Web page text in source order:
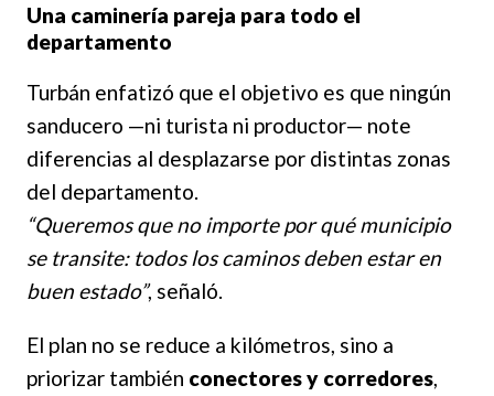
Una caminería pareja para todo el
departamento
Turbán enfatizó que el objetivo es que ningún
sanducero —ni turista ni productor— note
diferencias al desplazarse por distintas zonas
del departamento.
“Queremos que no importe por qué municipio
se transite: todos los caminos deben estar en
buen estado”, señaló.
El plan no se reduce a kilómetros, sino a
priorizar también conectores y corredores